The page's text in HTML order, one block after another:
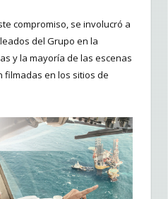
compromiso, se involucró a
del Grupo en la
y la mayoría de las escenas
en los sitios de